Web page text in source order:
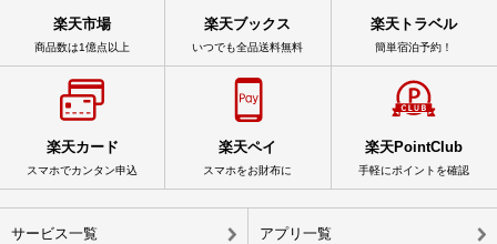
楽天市場
商品数は1億点以上
楽天ブックス
いつでも全品送料無料
楽天トラベル
簡単宿泊予約！
楽天カード
スマホでカンタン申込
楽天ペイ
スマホをお財布に
楽天PointClub
手軽にポイントを確認
サービス一覧 アプリ一覧